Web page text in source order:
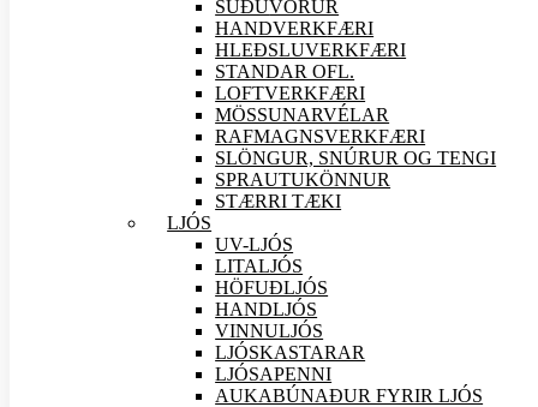
SUÐUVÖRUR
HANDVERKFÆRI
HLEÐSLUVERKFÆRI
STANDAR OFL.
LOFTVERKFÆRI
MÖSSUNARVÉLAR
RAFMAGNSVERKFÆRI
SLÖNGUR, SNÚRUR OG TENGI
SPRAUTUKÖNNUR
STÆRRI TÆKI
LJÓS
UV-LJÓS
LITALJÓS
HÖFUÐLJÓS
HANDLJÓS
VINNULJÓS
LJÓSKASTARAR
LJÓSAPENNI
AUKABÚNAÐUR FYRIR LJÓS